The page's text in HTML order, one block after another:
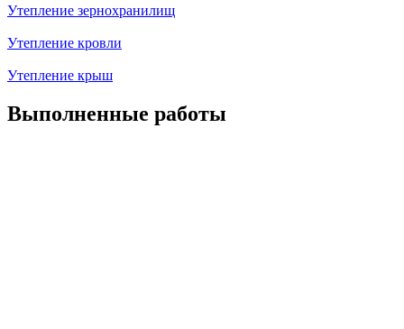
Утепление зернохранилищ
Утепление кровли
Утепление крыш
Выполненные работы